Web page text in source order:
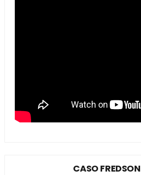
CASO FREDSON